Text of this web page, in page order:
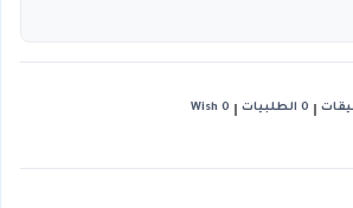
0 الطلبيات 0 Wish